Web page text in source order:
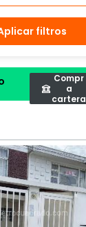
filtros
Compr
a
cartera